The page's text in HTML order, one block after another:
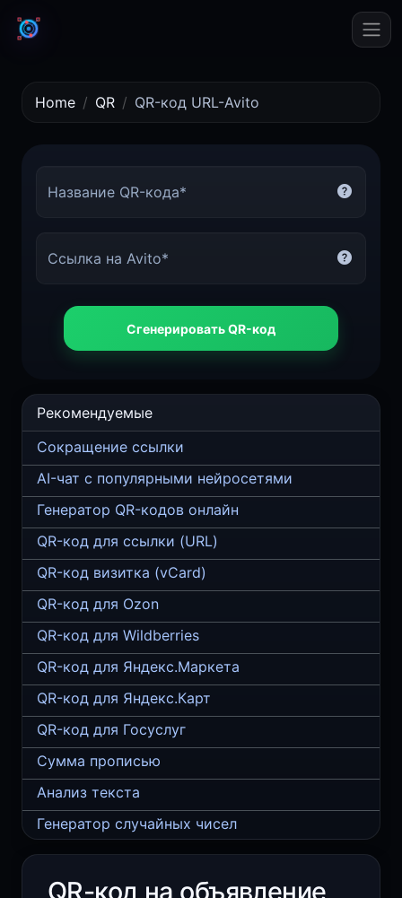
Home QR QR-код URL-Avito
Название QR-кода*
Ссылка на Avito*
Сгенерировать QR-код
Рекомендуемые
Сокращение ссылки
AI-чат с популярными нейросетями
Генератор QR-кодов онлайн
QR-код для ссылки (URL)
QR-код визитка (vCard)
QR-код для Ozon
QR-код для Wildberries
QR-код для Яндекс.Маркета
QR-код для Яндекс.Карт
QR-код для Госуслуг
Сумма прописью
Анализ текста
Генератор случайных чисел
QR-код на объявление